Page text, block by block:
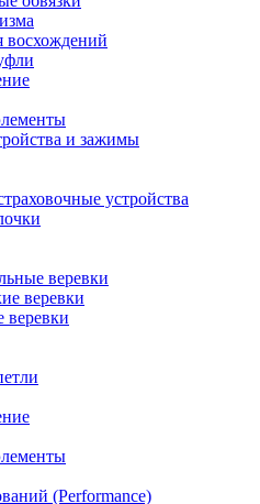
восхождений
и зажимы
устройства
веревки
веревки
веревки
(Performance)